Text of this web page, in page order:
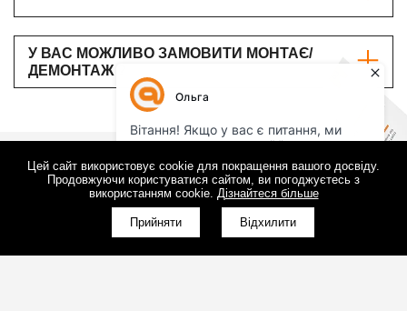
У ВАС МОЖЛИВО ЗАМОВИТИ МОНТАЄ/
ДЕМОНТАЖ ?
ПРЕЗЕНТАЦІЯ
Подивіться презентацію про нашу
компанію і переконайтеся, що нам
можна довіряти
Цей сайт використовує cookie для покращення вашого досвіду.
Продовжуючи користуватися сайтом, ви погоджуєтесь з
використанням cookie. Дізнайтеся більше
Прийняти Відхилити